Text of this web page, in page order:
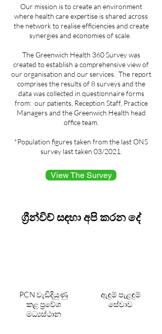
Our mission is to create an environment
where health care expertise is shared across
the network to realise efficiencies and create
synergies and economies of scale.
The Greenwich Health 360 Survey was
created to establish a comprehensive view of
our organisation and our services. The report
comprises the results of 8 surveys and the
data was collected in questionnaire forms
from: our patients, Reception Staff, Practice
Managers and the Greenwich Health head
office team.
*Population figures taken from the last ONS
survey last taken 03/2021.
View The Survey
ග්‍රීන්විච් සඳහා අපි කරන දේ
PCN වැඩිදියුණු
කළ ප්‍රවේශ
මධ්‍යස්ථාන
ඇඳුම් පැළඳුම්
සේවාව